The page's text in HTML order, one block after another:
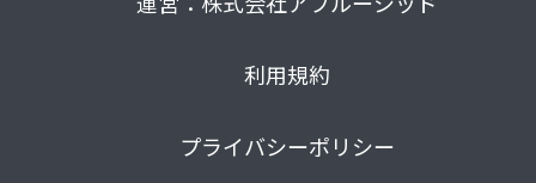
利用規約
プライバシーポリシー